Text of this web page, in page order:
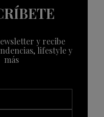
y recibe
lifestyle y
más